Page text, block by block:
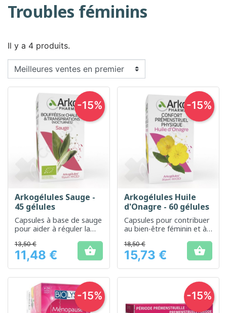
Troubles féminins
Il y a 4 produits.
Arkogélules Sauge -
45 gélules
Capsules à base de sauge
pour aider à réguler la
soutenir la santé
digestive
Prix
13,50 €
11,48 € 
-15%
Arkogélules Huile
d'Onagre - 60 gélules
Capsules pour contribuer
au bien-être féminin et à
Prix
18,50 €
15,73 € 
-15%
-15% -15%